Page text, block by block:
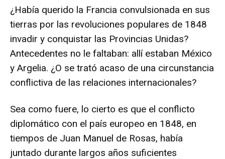
¿Había querido la Francia convulsionada en sus
tierras por las revoluciones populares de 1848
invadir y conquistar las Provincias Unidas?
Antecedentes no le faltaban: allí estaban México
y Argelia. ¿O se trató acaso de una circunstancia
conflictiva de las relaciones internacionales?
Sea como fuere, lo cierto es que el conflicto
diplomático con el país europeo en 1848, en
tiempos de Juan Manuel de Rosas, había
juntado durante largos años suficientes